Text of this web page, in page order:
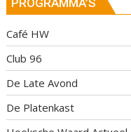
Café HW
Club 96
De Late Avond
De Platenkast